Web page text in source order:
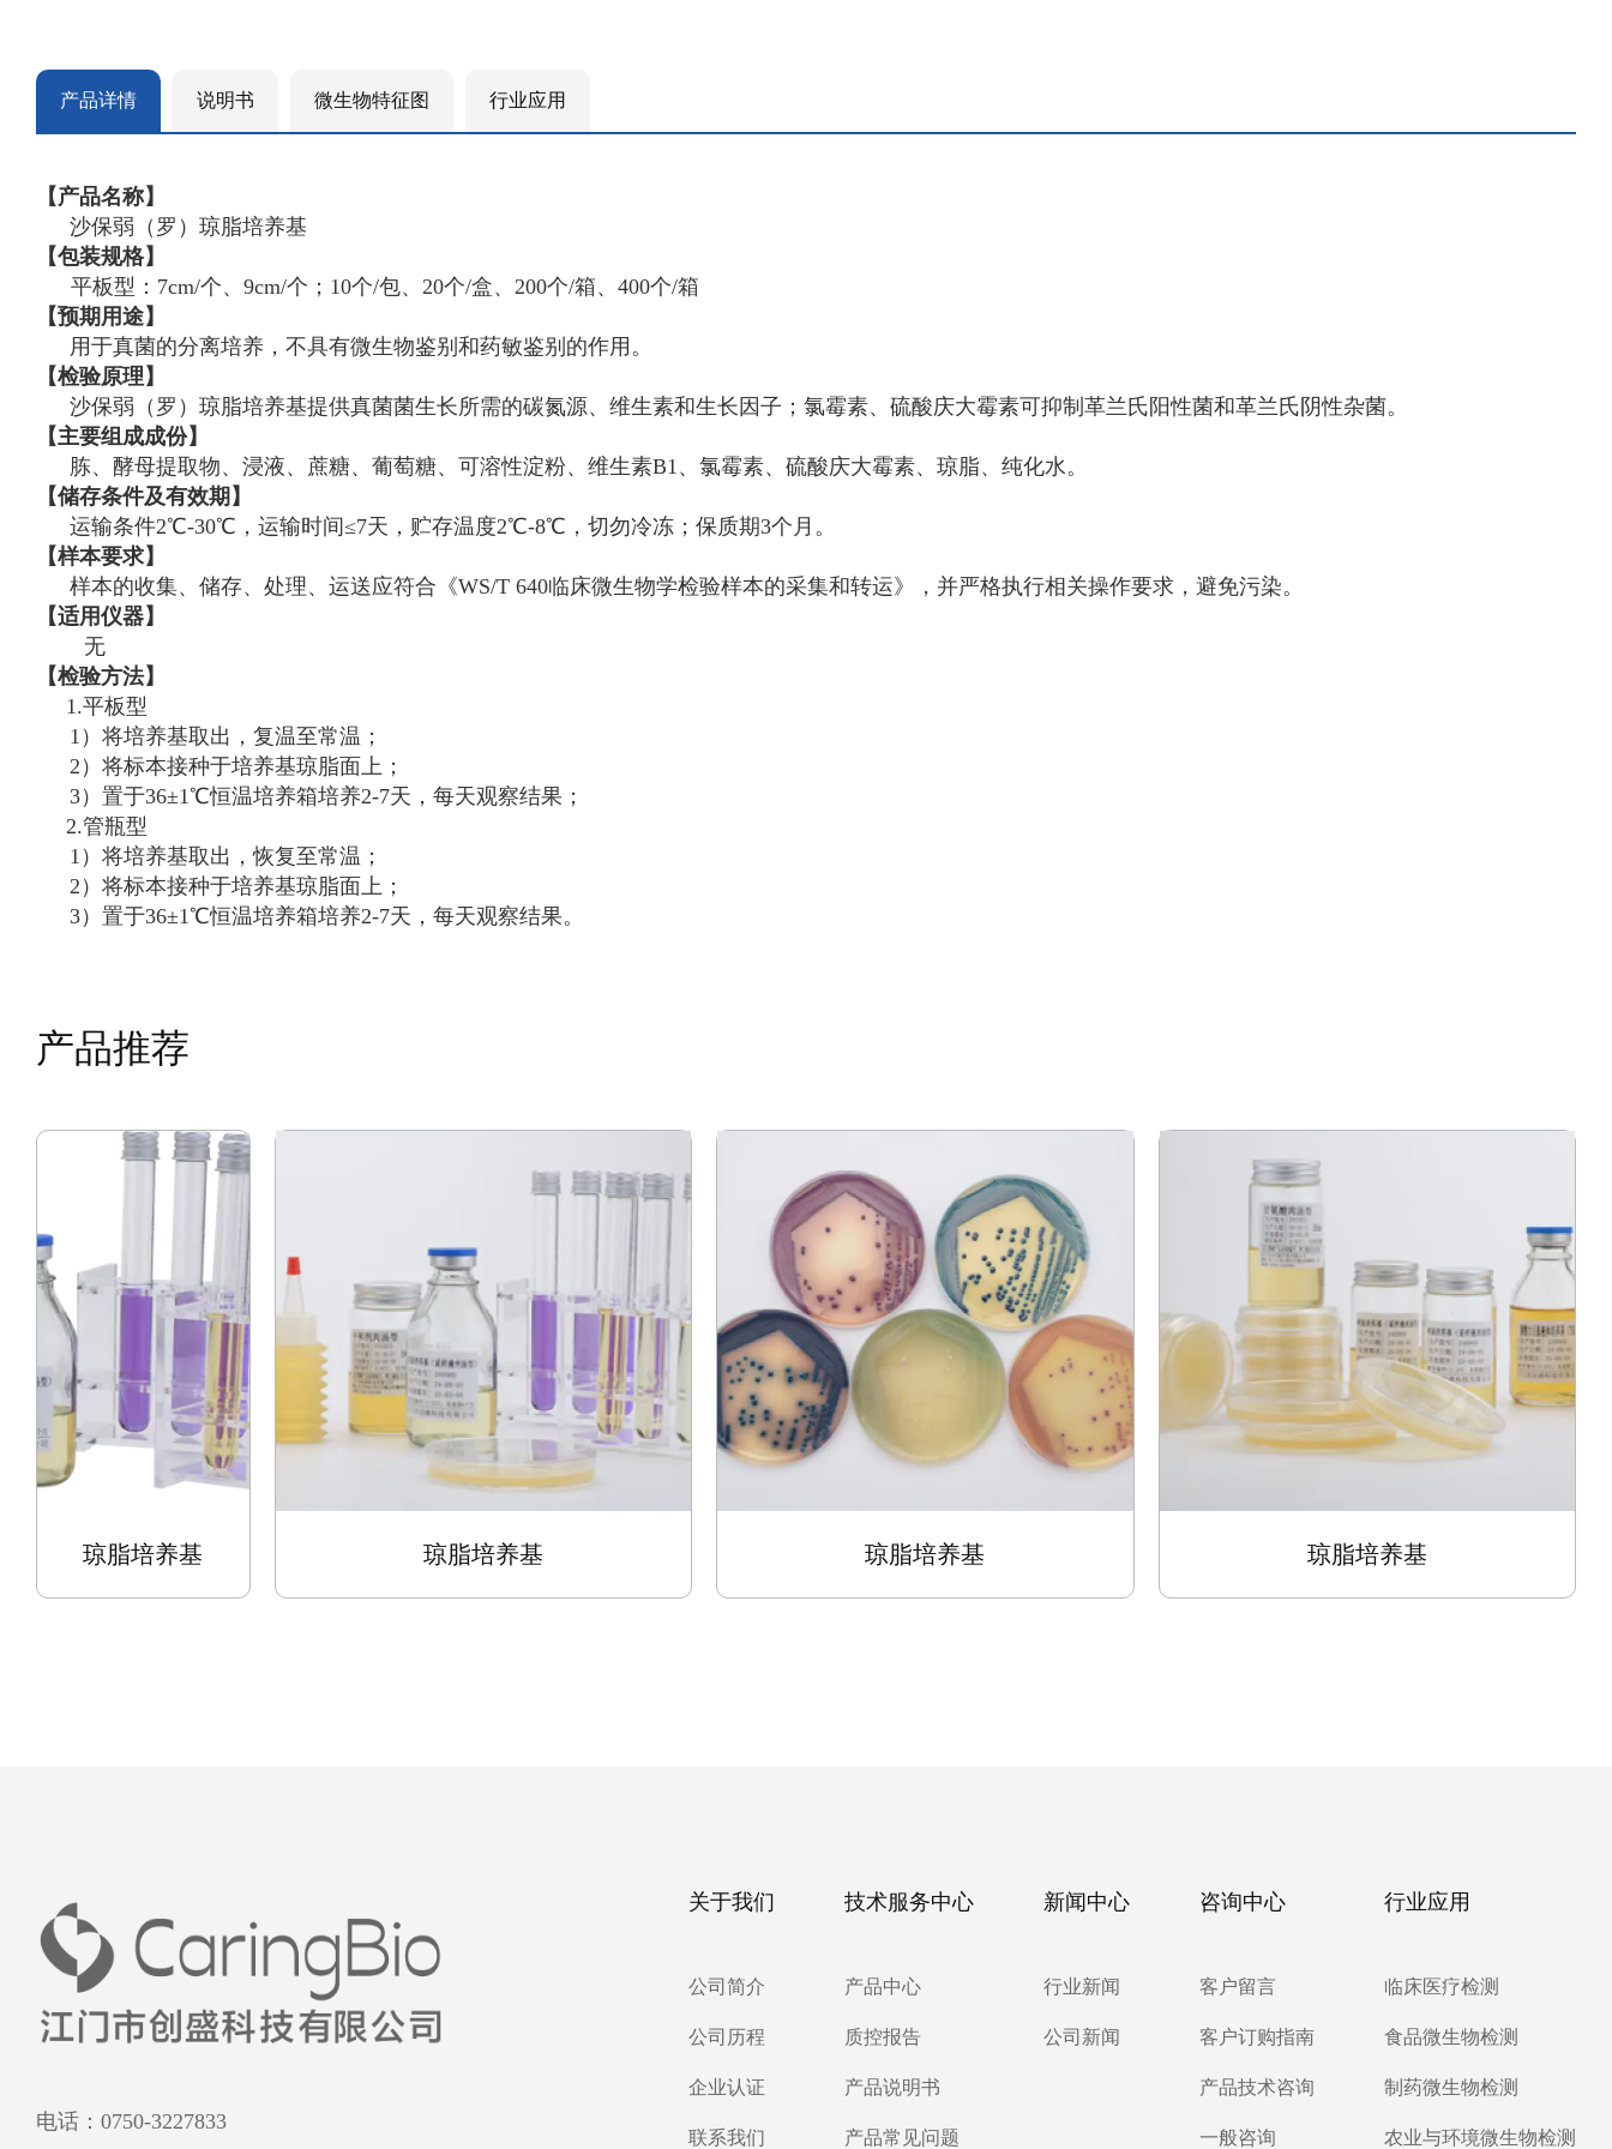
产品详情 说明书 微生物特征图 行业应用
【产品名称】
沙保弱（罗）琼脂培养基
【包装规格】
平板型： 7cm/个、9cm/个； 10个/包、20个/盒、200个/箱、400个/箱
【预期用途】
用于真菌的分离培养，不具有微生物鉴别和药敏鉴别的作用。
【检验原理】
沙保弱（罗）琼脂培养基提供真菌菌生长所需的碳氮源、维生素和生长因子；氯霉素、硫酸庆大霉素可抑制革兰氏阳性菌和革兰氏阴性杂菌。
【主要组成成份】
胨、酵母提取物、浸液、蔗糖、葡萄糖、可溶性淀粉、维生素B1、氯霉素、硫酸庆大霉素、琼脂、纯化水。
【储存条件及有效期】
运输条件2℃-30℃，运输时间≤7天，贮存温度2℃-8℃，切勿冷冻；保质期3个月。
【样本要求】
样本的收集、储存、处理、运送应符合《WS/T 640临床微生物学检验样本的采集和转运》，并严格执行相关操作要求，避免污染。
【适用仪器】
无
【检验方法】
1.平板型
1）将培养基取出，复温至常温；
2）将标本接种于培养基琼脂面上；
3）置于36±1℃恒温培养箱培养2-7天，每天观察结果；
2.管瓶型
1）将培养基取出，恢复至常温；
2）将标本接种于培养基琼脂面上；
3）置于36±1℃恒温培养箱培养2-7天，每天观察结果。
产品推荐
琼脂培养基 琼脂培养基 琼脂培养基 琼脂培养基
电话：0750-3227833
关于我们
公司简介
公司历程
企业认证
联系我们
技术服务中心
产品中心
质控报告
产品说明书
产品常见问题
新闻中心
行业新闻
公司新闻
咨询中心
客户留言
客户订购指南
产品技术咨询
一般咨询
行业应用
临床医疗检测
食品微生物检测
制药微生物检测
农业与环境微生物检测